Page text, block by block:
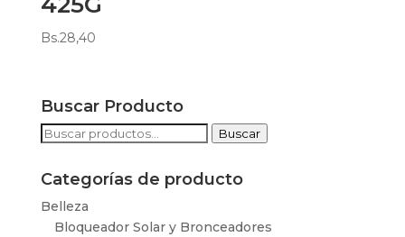
Bs.28,40
Buscar Producto
Buscar
Buscar
Categorías de producto
Belleza
Bloqueador Solar y Bronceadores